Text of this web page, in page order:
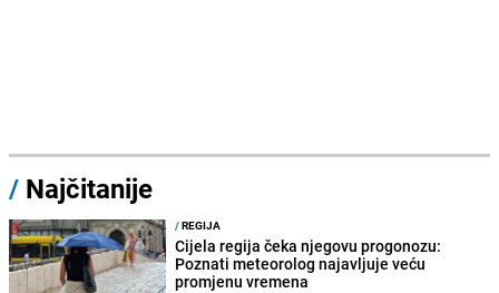
/ Najčitanije
/REGIJA
Cijela regija čeka njegovu progonozu:
Poznati meteorolog najavljuje veću
promjenu vremena